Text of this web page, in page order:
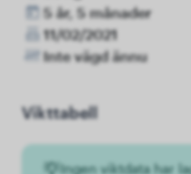
5 år, 5 månader
11/02/2021
Inte vägd ännu
Vikttabell
Ingen viktdata har